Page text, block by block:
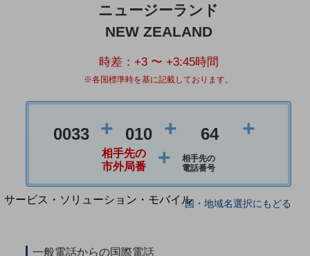
地域社会を支える皆さまと地域課題の解決や
自治体・地域社会との共創
LGPF(Local Government Platform)
別ウィンドウで開きます
サービス・ソリューション・モバイル
サービス・ソリューションをご紹介
ニュージーランド
NEW ZEALAND
時差： +3 〜 +3:45時間
※各国標準時を基に記載しております。
0033 + 010 + 64 +
相手先の
市外局番
+
相手先の
電話番号
国・地域名選択にもどる
一般電話からの国際電話